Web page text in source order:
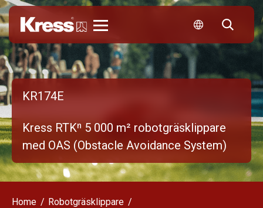
KR174E
Kress RTKⁿ 5 000 m² robotgräsklippare
med OAS (Obstacle Avoidance System)
Home
Robotgräsklippare